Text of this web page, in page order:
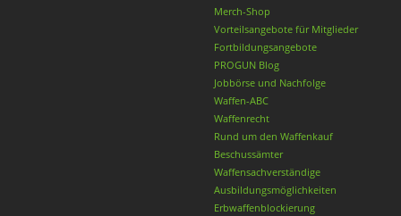
Merch-Shop
Vorteilsangebote für Mitglieder
Fortbildungsangebote
PROGUN Blog
Jobbörse und Nachfolge
Waffen-ABC
Waffenrecht
Rund um den Waffenkauf
Beschussämter
Waffensachverständige
Ausbildungsmöglichkeiten
Erbwaffenblockierung